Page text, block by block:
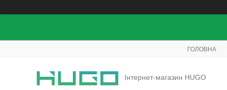
ГОЛОВНА
Інтернет-магазин HUGO